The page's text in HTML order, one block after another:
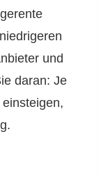
und
daran: Je